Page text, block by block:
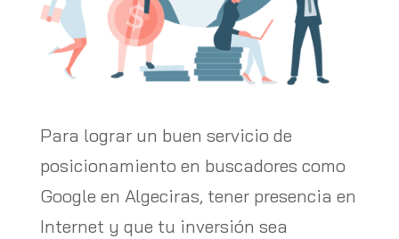
Para lograr un buen servicio de
posicionamiento en buscadores como
Google en Algeciras, tener presencia en
Internet y que tu inversión sea